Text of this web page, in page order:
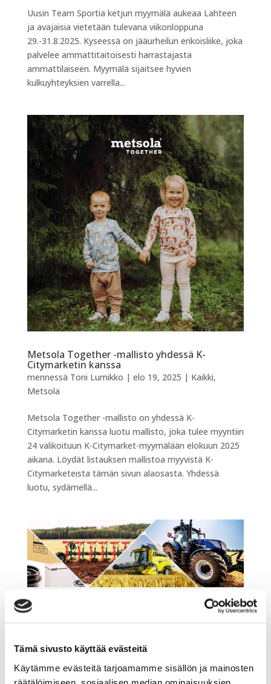
Tämä sivusto käyttää evästeitä
Käytämme evästeitä tarjoamamme sisällön ja mainosten
räätälöimiseen, sosiaalisen median ominaisuuksien
Uusin Team Sportia ketjun myymälä aukeaa Lahteen
ja avajaisia vietetään tulevana viikonloppuna
29.-31.8.2025. Kyseessä on jääurheilun erikoisliike, joka
palvelee ammattitaitoisesti harrastajasta
ammattilaiseen. Myymälä sijaitsee hyvien
kulkuyhteyksien varrella...
Metsola Together -mallisto yhdessä K-
Citymarketin kanssa
mennessä Toni Lumikko | elo 19, 2025 | Kaikki,
Metsola
Metsola Together -mallisto on yhdessä K-
Citymarketin kanssa luotu mallisto, joka tulee myyntiin
24 valikoituun K-Citymarket-myymälään elokuun 2025
aikana. Löydät listauksen mallistoa myyvistä K-
Citymarketeista tämän sivun alaosasta. Yhdessä
luotu, sydämellä...
Agritek-ketjun konemyynti uudistuu ja
Kaikki,Uncategorized @fi
Agritek- ketjun konemyynti uudistuu ja vahvistuu